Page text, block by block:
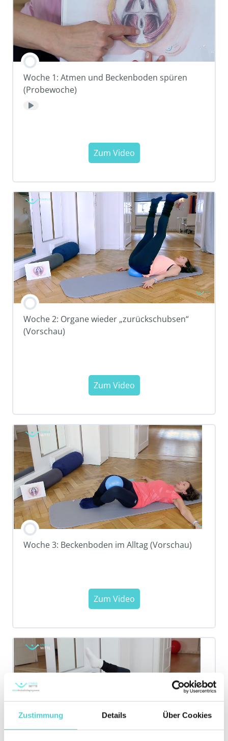
Zustimmung Details Über Cookies
Woche 1: Atmen und Beckenboden spüren
(Probewoche)
Woche 2: Organe wieder „zurückschubsen“
(Vorschau)
Woche 3: Beckenboden im Alltag (Vorschau)